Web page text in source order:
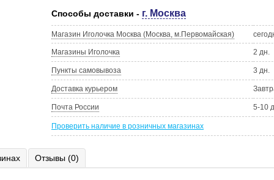
Способы доставки - г. Москва
Магазин Иголочка Москва (Москва, м.Первомайская)
Магазины Иголочка 2 дн.
Пункты самовывоза 3 дн.
Доставка курьером
Почта России 5-10
Проверить наличие в розничных магазинах
Отзывы (0)